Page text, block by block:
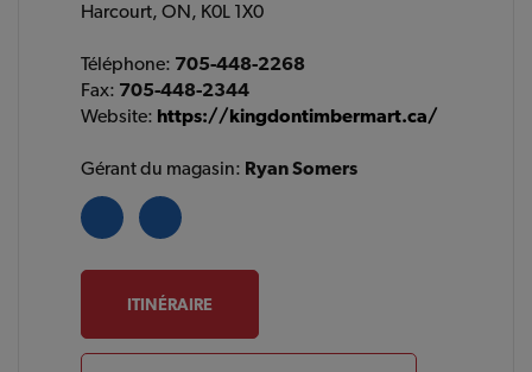
Harcourt, ON, K0L 1X0
Téléphone: 705-448-2268
Fax: 705-448-2344
Website: https://kingdontimbermart.ca/
Gérant du magasin: Ryan Somers
ITINÉRAIRE